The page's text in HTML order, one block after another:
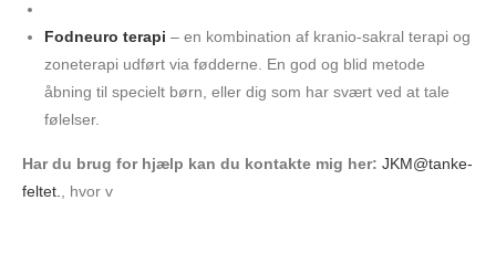
Fodneuro terapi – en kombination af kranio-sakral terapi og
zoneterapi udført via fødderne. En god og blid metode
åbning til specielt børn, eller dig som har svært ved at tale
følelser.
Har du brug for hjælp kan du kontakte mig her: JKM@tanke-
feltet.
, hvor v